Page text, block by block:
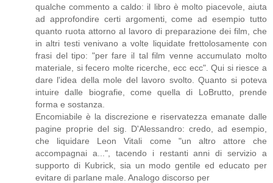
qualche commento a caldo: il libro è molto piacevole, aiuta
ad approfondire certi argomenti, come ad esempio tutto
quanto ruota attorno al lavoro di preparazione dei film, che
in altri testi venivano a volte liquidate frettolosamente con
frasi del tipo: "per fare il tal film venne accumulato molto
materiale, si fecero molte ricerche, ecc ecc". Qui si riesce a
dare l'idea della mole del lavoro svolto. Quanto si poteva
intuire dalle biografie, come quella di LoBrutto, prende
forma e sostanza.
Encomiabile è la discrezione e riservatezza emanate dalle
pagine proprie del sig. D'Alessandro: credo, ad esempio,
che liquidare Leon Vitali come "un altro attore che
accompagnai a...", tacendo i restanti anni di servizio a
supporto di Kubrick, sia un modo gentile ed educato per
evitare di parlane male. Analogo discorso per